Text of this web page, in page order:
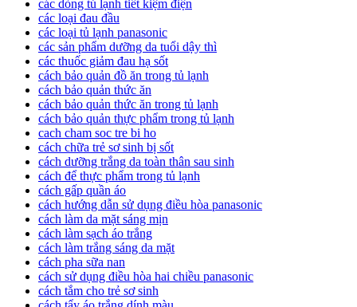
các dòng tủ lạnh tiết kiệm điện
các loại đau đầu
các loại tủ lạnh panasonic
các sản phẩm dưỡng da tuổi dậy thì
các thuốc giảm đau hạ sốt
cách bảo quản đồ ăn trong tủ lạnh
cách bảo quản thức ăn
cách bảo quản thức ăn trong tủ lạnh
cách bảo quản thực phẩm trong tủ lạnh
cach cham soc tre bi ho
cách chữa trẻ sơ sinh bị sốt
cách dưỡng trắng da toàn thân sau sinh
cách để thực phẩm trong tủ lạnh
cách gấp quần áo
cách hướng dẫn sử dụng điều hòa panasonic
cách làm da mặt sáng mịn
cách làm sạch áo trắng
cách làm trắng sáng da mặt
cách pha sữa nan
cách sử dụng điều hòa hai chiều panasonic
cách tắm cho trẻ sơ sinh